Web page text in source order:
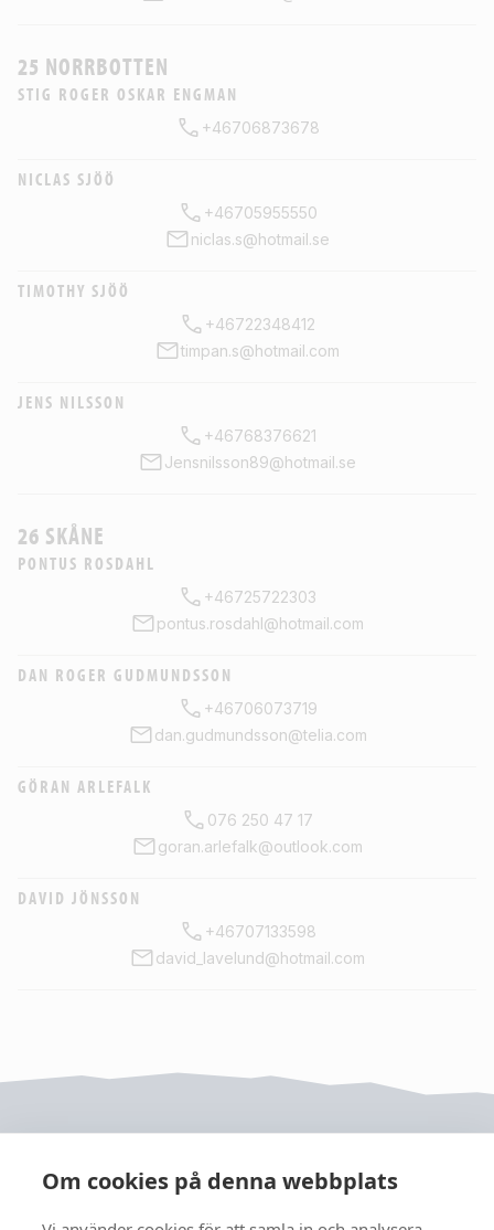
Om cookies på denna webbplats
25 NORRBOTTEN
STIG ROGER OSKAR ENGMAN
+46706873678
NICLAS SJÖÖ
+46705955550
niclas.s@hotmail.se
TIMOTHY SJÖÖ
+46722348412
timpan.s@hotmail.com
JENS NILSSON
+46768376621
Jensnilsson89@hotmail.se
26 SKÅNE
PONTUS ROSDAHL
+46725722303
pontus.rosdahl@hotmail.com
DAN ROGER GUDMUNDSSON
+46706073719
dan.gudmundsson@telia.com
GÖRAN ARLEFALK
076 250 47 17
goran.arlefalk@outlook.com
DAVID JÖNSSON
+46707133598
david_lavelund@hotmail.com